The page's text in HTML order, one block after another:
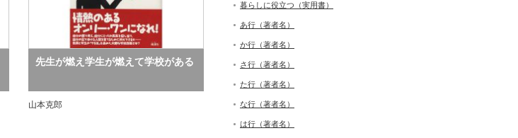
先生が燃え学生が燃えて学校がある
山本克郎
暮らしに役立つ（実用書）
あ行（著者名）
か行（著者名）
さ行（著者名）
た行（著者名）
な行（著者名）
は行（著者名）